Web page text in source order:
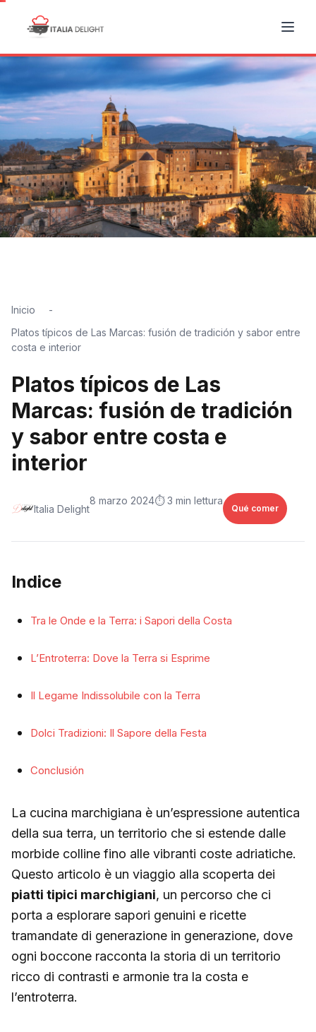
Inicio
Platos típicos de Las Marcas: fusión de tradición y sabor entre
costa e interior
Platos típicos de Las
Marcas: fusión de tradición
y sabor entre costa e
interior
Italia Delight
8 marzo 2024⏱️ 3 min lettura
Qué comer
Indice
Tra le Onde e la Terra: i Sapori della Costa
L’Entroterra: Dove la Terra si Esprime
Il Legame Indissolubile con la Terra
Dolci Tradizioni: Il Sapore della Festa
Conclusión
La cucina marchigiana è un’espressione autentica
della sua terra, un territorio che si estende dalle
morbide colline fino alle vibranti coste adriatiche.
Questo articolo è un viaggio alla scoperta dei
piatti tipici marchigiani, un percorso che ci
porta a esplorare sapori genuini e ricette
tramandate di generazione in generazione, dove
ogni boccone racconta la storia di un territorio
ricco di contrasti e armonie tra la costa e
l’entroterra.